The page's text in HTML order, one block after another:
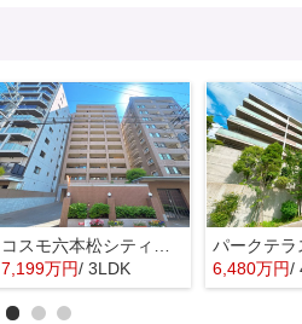
コスモ六本松シティフォルム☆仲介手数料無料☆
7,199万円/ 3LDK 6,480万円/